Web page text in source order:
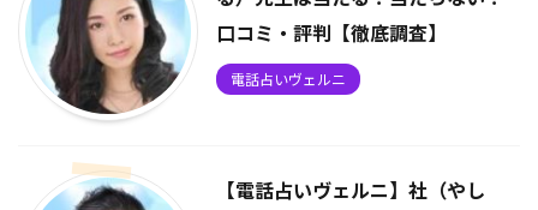
口コミ・評判【徹底調査】
電話占いヴェルニ
【電話占いヴェルニ】社（やし